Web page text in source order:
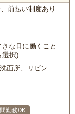
、前払い制度あり
な日に働くこと
選択)
面所、リビン
勤務OK